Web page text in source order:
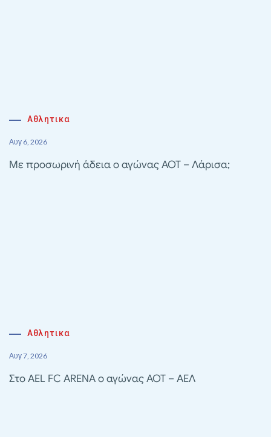
Αθλητικα
Αυγ 6, 2026
Με προσωρινή άδεια ο αγώνας ΑΟΤ – Λάρισα;
Αθλητικα
Αυγ 7, 2026
Στο AEL FC ARENA ο αγώνας ΑΟΤ – ΑΕΛ